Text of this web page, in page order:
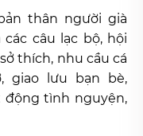
thân người già
câu lạc bộ, hội
thích, nhu cầu cá
giao lưu bạn bè,
động tình nguyện,